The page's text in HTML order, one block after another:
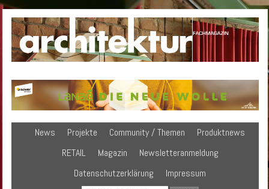
News Projekte Community / Themen
Produktnews
RETAIL
Magazin
Newsletteranmeldung
Datenschutzerklärung
Impressum